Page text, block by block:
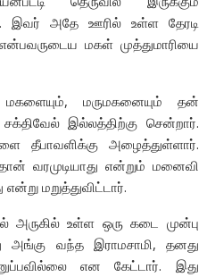
இவர் அதே ஊரில் உள்ள தேரடி
மகள் முத்துமாரியை
மருமகனையும் தன்
இல்லத்திற்கு சென்றார்.
தீபாவளிக்கு அழைத்துள்ளார்.
வரமுடியாது என்றும் மனைவி
என்று மறுத்துவிட்டார்.
அருகில் உள்ள ஒரு கடை முன்பு
அங்கு வந்த இராமசாமி, தனது
என கேட்டார். இது